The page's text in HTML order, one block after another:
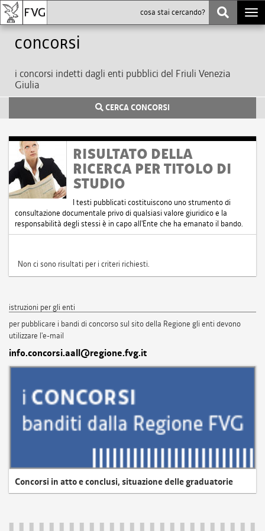
Concorsi
i concorsi indetti dagli enti pubblici del Friuli Venezia
Giulia
CERCA CONCORSI
RISULTATO DELLA
RICERCA PER TITOLO DI
STUDIO
I testi pubblicati costituiscono uno strumento di
consultazione documentale privo di qualsiasi valore giuridico e la
responsabilità degli stessi è in capo all'Ente che ha emanato il bando.
Non ci sono risultati per i criteri richiesti.
istruzioni per gli enti
per pubblicare i bandi di concorso sul sito della Regione gli enti devono
utilizzare l'e-mail
info.concorsi.aall@regione.fvg.it
Concorsi in atto e conclusi, situazione delle graduatorie